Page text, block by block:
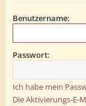
Benutzername:
Passwort:
Ich habe mein
Die Aktivierungs-E-